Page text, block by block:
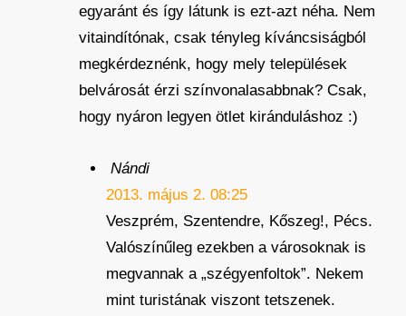
egyaránt és így látunk is ezt-azt néha. Nem
vitaindítónak, csak tényleg kíváncsiságból
megkérdeznénk, hogy mely települések
belvárosát érzi színvonalasabbnak? Csak,
hogy nyáron legyen ötlet kiránduláshoz :)
Nándi
2013. május 2. 08:25
Veszprém, Szentendre, Kőszeg!, Pécs.
Valószínűleg ezekben a városoknak is
megvannak a „szégyenfoltok”. Nekem
mint turistának viszont tetszenek.